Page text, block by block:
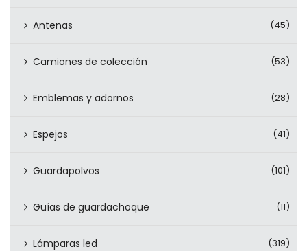
Antenas (45)
Camiones de colección (53)
Emblemas y adornos (28)
Espejos (41)
Guardapolvos (101)
Guías de guardachoque (11)
Lámparas led (319)